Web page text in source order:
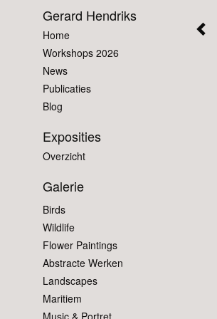
Gerard Hendriks
Home
Workshops 2026
News
Publicaties
Blog
Exposities
Overzicht
Galerie
Birds
Wildlife
Flower Paintings
Abstracte Werken
Landscapes
Maritiem